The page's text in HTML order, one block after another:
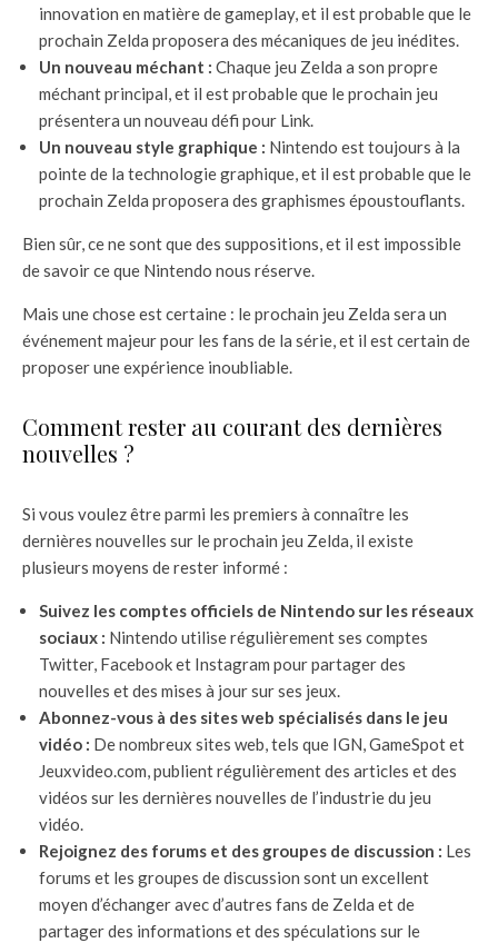
innovation en matière de gameplay, et il est probable que le
prochain Zelda proposera des mécaniques de jeu inédites.
Un nouveau méchant : Chaque jeu Zelda a son propre
méchant principal, et il est probable que le prochain jeu
présentera un nouveau défi pour Link.
Un nouveau style graphique : Nintendo est toujours à la
pointe de la technologie graphique, et il est probable que le
prochain Zelda proposera des graphismes époustouflants.
Bien sûr, ce ne sont que des suppositions, et il est impossible
de savoir ce que Nintendo nous réserve.
Mais une chose est certaine : le prochain jeu Zelda sera un
événement majeur pour les fans de la série, et il est certain de
proposer une expérience inoubliable.
Comment rester au courant des dernières
nouvelles ?
Si vous voulez être parmi les premiers à connaître les
dernières nouvelles sur le prochain jeu Zelda, il existe
plusieurs moyens de rester informé :
Suivez les comptes officiels de Nintendo sur les réseaux
sociaux : Nintendo utilise régulièrement ses comptes
Twitter, Facebook et Instagram pour partager des
nouvelles et des mises à jour sur ses jeux.
Abonnez-vous à des sites web spécialisés dans le jeu
vidéo : De nombreux sites web, tels que IGN, GameSpot et
Jeuxvideo.com, publient régulièrement des articles et des
vidéos sur les dernières nouvelles de l’industrie du jeu
vidéo.
Rejoignez des forums et des groupes de discussion : Les
forums et les groupes de discussion sont un excellent
moyen d’échanger avec d’autres fans de Zelda et de
partager des informations et des spéculations sur le